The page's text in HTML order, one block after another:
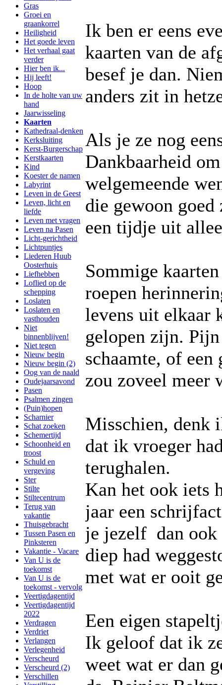
Gras
Groei en
graankorrel
Heiligheid
Het goede leven
Het verhaal gaat
verder
Hier ben ik...
Hij leeft!
Hoop
In de holte van uw
hand
Jaarwisseling
Kaarten
Kathedraal-denken
Kerksluiting
Kerst-Burgerschap
Kerstkaarten
Kind
Koester de namen
Labyrint
Leven in de Geest
Leven, licht en
liefde
Leven met vragen
Leven na Pasen
Licht-gerichtheid
Lichtpuntjes
Liederen Huub
Oosterhuis
Liefhebben
Loflied op de
schepping
Loslaten
Loslaten en
vasthouden
Niet
binnenblijven!
Niet tegen
Nieuw begin
Nieuw begin (2)
Oog van de naald
Oudejaarsavond
Pasen
Psalmen zingen
(Puin)hopen
Scharnier
Schat zoeken
Schemertijd
Schoonheid en
troost
Schuld en
vergeving
Ster
Stilte
Stiltecentrum
Terug van
vakantie
Thuisgebracht
Tussen Pasen en
Pinksteren
Vakantie - Vacare
Van U is de
toekomst
Van U is de
toekomst - vervolg
Veertigdagentijd
Veertigdagentijd
2022
Verdragen
Verdriet
Verlangen
Verlegenheid
Verscheurd
Verscheurd (2)
Verschillen
Ik ben er eens
kaarten van de
besef je dan.
anders zit in
Als je ze nog
Dankbaarheid
welgemeende
die gewoon
een tijdje uit
Sommige
roepen
levens uit elkaar
gelopen zijn.
schaamte, of
zou zoveel meer
Misschien, denk
dat ik vroeger
terughalen.
Kan het ook iets
jaar een
je jezelf dan ook
diep had
met wat er ooit
Een eigen
Ik geloof dat ik
weet wat er dan